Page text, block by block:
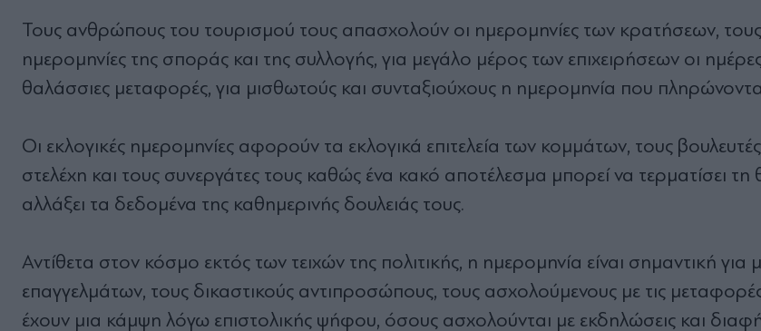
Τους ανθρώπους του τουρισμού τους απασχολούν οι ημερομηνίες των κρατήσεων, τους
ημερομηνίες της σποράς και της συλλογής, για μεγάλο μέρος των επιχειρήσεων οι
θαλάσσιες μεταφορές, για μισθωτούς και συνταξιούχους η ημερομηνία που
Οι εκλογικές ημερομηνίες αφορούν τα εκλογικά επιτελεία των κομμάτων, τους
στελέχη και τους συνεργάτες τους καθώς ένα κακό αποτέλεσμα μπορεί να τερματίσει τη
αλλάξει τα δεδομένα της καθημερινής δουλειάς τους.
Αντίθετα στον κόσμο εκτός των τειχών της πολιτικής, η ημερομηνία είναι σημαντική για
επαγγελμάτων, τους δικαστικούς αντιπροσώπους, τους ασχολούμενους με τις
έχουν μια κάμψη λόγω επιστολικής ψήφου, όσους ασχολούνται με εκδηλώσεις και